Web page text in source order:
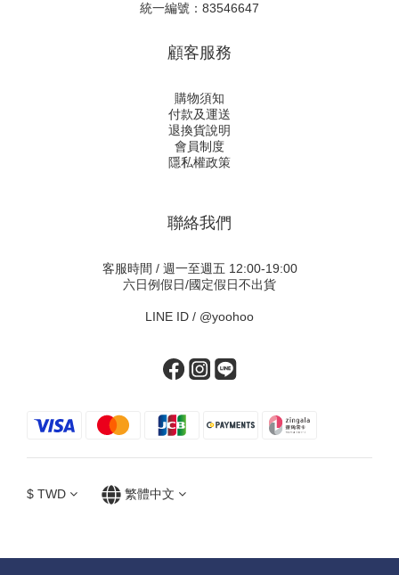
統一編號：83546647
顧客服務
購物須知
付款及運送
退換貨說明
會員制度
隱私權政策
聯絡我們
客服時間 / 週一至週五 12:00-19:00
六日例假日/國定假日不出貨
LINE ID / @yoohoo
$ TWD 繁體中文